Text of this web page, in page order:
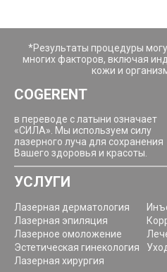
*Результаты процедуры
многих факторов, включая
кожи и
COGERENT
в переводе с латыни означает
«СИЛА». Мы используем силу
лазерного луча для сохранения
Вашего здоровья и красоты.
УСЛУГИ
Лазерная дерматология
Лазерная эпиляция
Лазерное омоложение
Эстетическая гинекология
Лазерная хирургия